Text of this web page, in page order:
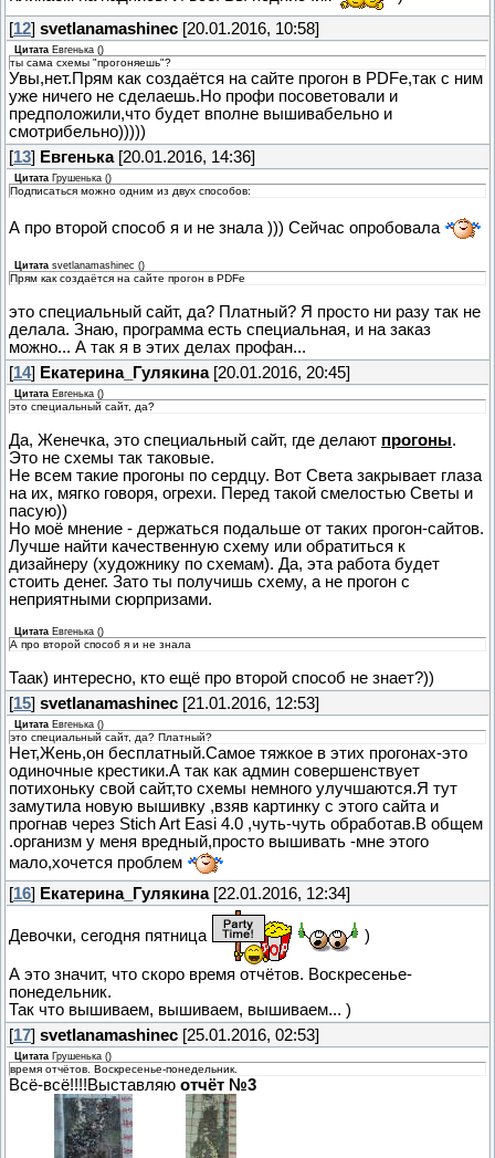
[12] svetlanamashinec [20.01.2016, 10:58]
Цитата Евгенька ()
ты сама схемы "прогоняешь"?
Увы,нет.Прям как создаётся на сайте прогон в PDFе,так с ним
уже ничего не сделаешь.Но профи посоветовали и
предположили,что будет вполне вышивабельно и
смотрибельно)))))
[13] Евгенька[20.01.2016, 14:36]
Цитата Грушенька ()
Подписаться можно одним из двух способов:
А про второй способ я и не знала ))) Сейчас опробовала
Цитата svetlanamashinec ()
Прям как создаётся на сайте прогон в PDFе
это специальный сайт, да? Платный? Я просто ни разу так не
делала. Знаю, программа есть специальная, и на заказ
можно... А так я в этих делах профан...
[14] Екатерина_Гулякина[20.01.2016, 20:45]
Цитата Евгенька ()
это специальный сайт, да?
Да, Женечка, это специальный сайт, где делают прогоны.
Это не схемы так таковые.
Не всем такие прогоны по сердцу. Вот Света закрывает глаза
на их, мягко говоря, огрехи. Перед такой смелостью Светы и
пасую))
Но моё мнение - держаться подальше от таких прогон-сайтов.
Лучше найти качественную схему или обратиться к
дизайнеру (художнику по схемам). Да, эта работа будет
стоить денег. Зато ты получишь схему, а не прогон с
неприятными сюрпризами.
Цитата Евгенька ()
А про второй способ я и не знала
Таак) интересно, кто ещё про второй способ не знает?))
[15] svetlanamashinec [21.01.2016, 12:53]
Цитата Евгенька ()
это специальный сайт, да? Платный?
Нет,Жень,он бесплатный.Самое тяжкое в этих прогонах-это
одиночные крестики.А так как админ совершенствует
потихоньку свой сайт,то схемы немного улучшаются.Я тут
замутила новую вышивку ,взяв картинку с этого сайта и
прогнав через Stich Art Easi 4.0 ,чуть-чуть обработав.В общем
.организм у меня вредный,просто вышивать -мне этого
мало,хочется проблем
[16] Екатерина_Гулякина[22.01.2016, 12:34]
Девочки, сегодня пятница )
А это значит, что скоро время отчётов. Воскресенье-
понедельник.
Так что вышиваем, вышиваем, вышиваем... )
[17] svetlanamashinec [25.01.2016, 02:53]
Цитата Грушенька ()
время отчётов. Воскресенье-понедельник.
Всё-всё!!!!Выставляю отчёт №3